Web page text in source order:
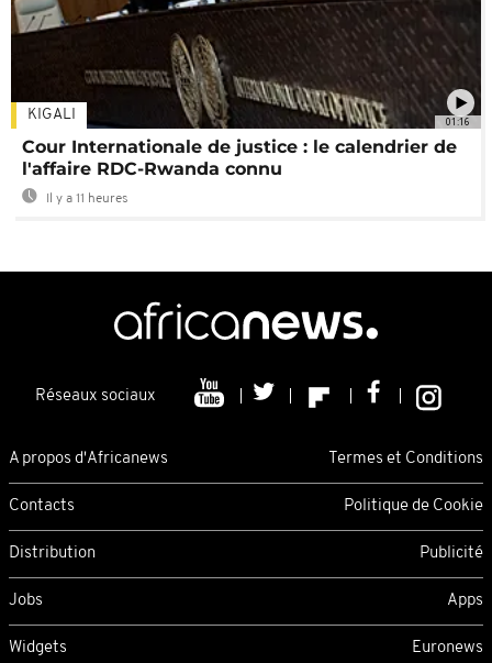
01:16
KIGALI
Cour Internationale de justice : le calendrier de
l'affaire RDC-Rwanda connu
Il y a 11 heures
Réseaux sociaux
A propos d'Africanews Termes et Conditions
Contacts Politique de Cookie
Distribution Publicité
Jobs Apps
Widgets Euronews